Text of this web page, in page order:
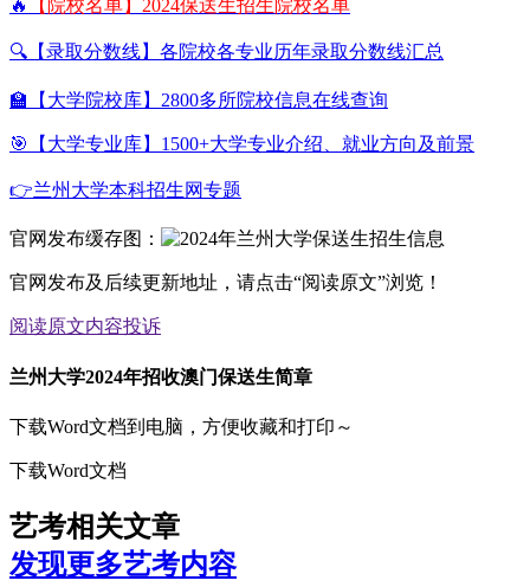
🔥 【院校名单】2024保送生招生院校名单
🔍【录取分数线】各院校各专业历年录取分数线汇总
🏫【大学院校库】2800多所院校信息在线查询
🎯【大学专业库】1500+大学专业介绍、就业方向及前景
👉兰州大学本科招生网专题
官网发布缓存图：
官网发布及后续更新地址，请点击“阅读原文”浏览！
阅读原文内容投诉
兰州大学2024年招收澳门保送生简章
下载Word文档到电脑，方便收藏和打印～
下载Word文档
艺考相关文章
发现更多艺考内容